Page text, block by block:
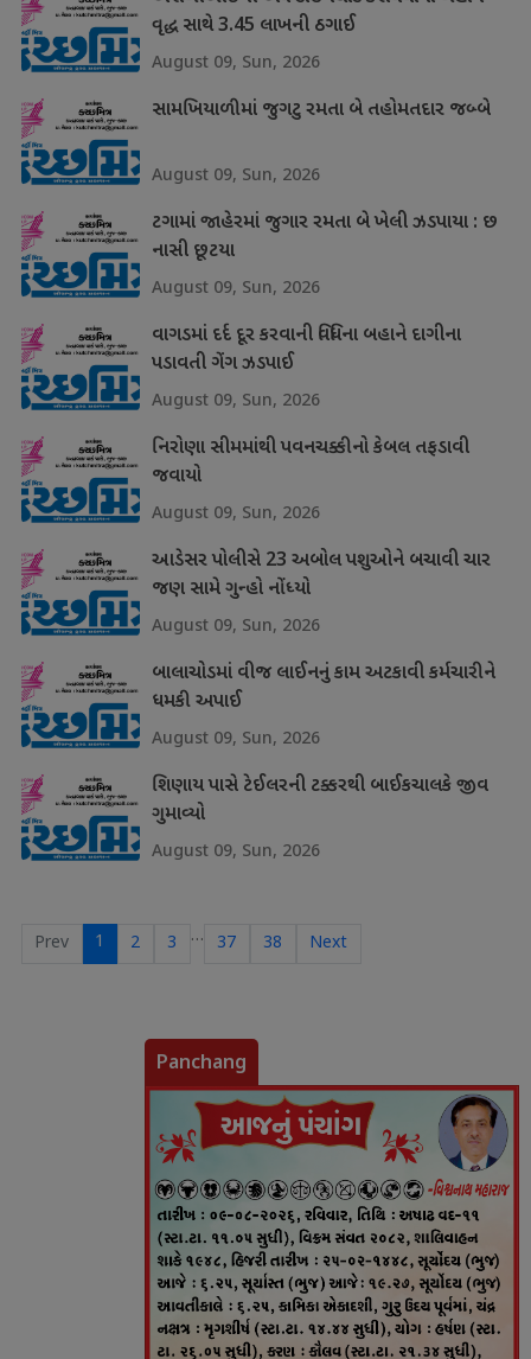
વૃદ્ધ સાથે 3.45 લાખની ઠગાઈ
August 09, Sun, 2026
સામખિયાળીમાં જુગટુ રમતા બે તહોમતદાર જબ્બે
August 09, Sun, 2026
ટગામાં જાહેરમાં જુગાર રમતા બે ખેલી ઝડપાયા : છ
નાસી છૂટયા
August 09, Sun, 2026
વાગડમાં દર્દ દૂર કરવાની વિધિના બહાને દાગીના
પડાવતી ગેંગ ઝડપાઈ
August 09, Sun, 2026
નિરોણા સીમમાંથી પવનચક્કીનો કેબલ તફડાવી
જવાયો
August 09, Sun, 2026
આડેસર પોલીસે 23 અબોલ પશુઓને બચાવી ચાર
જણ સામે ગુન્હો નોંધ્યો
August 09, Sun, 2026
બાલાચોડમાં વીજ લાઈનનું કામ અટકાવી કર્મચારીને
ધમકી અપાઈ
August 09, Sun, 2026
શિણાય પાસે ટેઈલરની ટક્કરથી બાઈકચાલકે જીવ
ગુમાવ્યો
August 09, Sun, 2026
Prev 1 2 3 … 37 38 Next
Panchang